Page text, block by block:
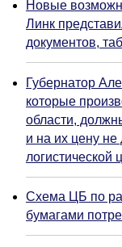
Новые
Линк
документов,
Губернатор
которые
области,
и на их цену
логистической
Схема ЦБ по
бумагами